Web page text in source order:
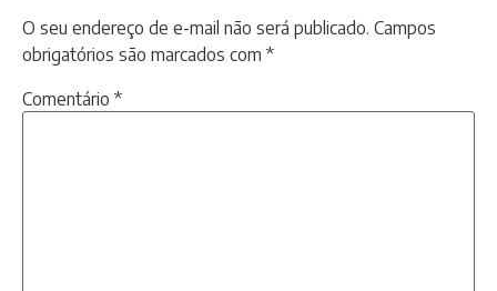
O seu endereço de e-mail não será publicado. Campos
obrigatórios são marcados com *
Comentário *